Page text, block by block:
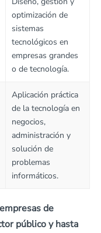
optimización de
sistemas
tecnológicos en
empresas grandes
o de tecnología.
Aplicación práctica
de la tecnología en
negocios,
administración y
solución de
problemas
informáticos.
de
público y hasta